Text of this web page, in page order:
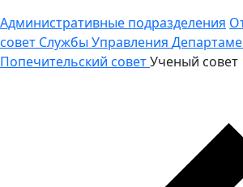
Административные подразделения
совет Службы Управления
Попечительский советУченый совет